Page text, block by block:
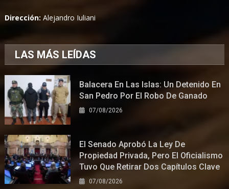
Dirección:Alejandro Iuliani
LAS MÁS LEÍDAS
Balacera En Las Islas: Un Detenido En
San Pedro Por El Robo De Ganado
07/08/2026
El Senado Aprobó La Ley De
Propiedad Privada, Pero El Oficialismo
Tuvo Que Retirar Dos Capítulos Clave
07/08/2026